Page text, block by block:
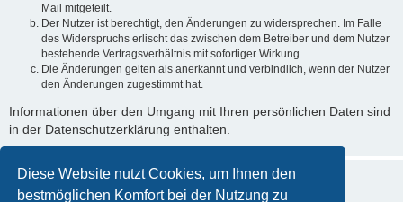
Diese Website nutzt Cookies, um Ihnen den
bestmöglichen Komfort bei der Nutzung zu
Mail mitgeteilt.
Der Nutzer ist berechtigt, den Änderungen zu widersprechen. Im Falle
des Widerspruchs erlischt das zwischen dem Betreiber und dem Nutzer
bestehende Vertragsverhältnis mit sofortiger Wirkung.
Die Änderungen gelten als anerkannt und verbindlich, wenn der Nutzer
den Änderungen zugestimmt hat.
Informationen über den Umgang mit Ihren persönlichen Daten sind
in der Datenschutzerklärung enthalten.